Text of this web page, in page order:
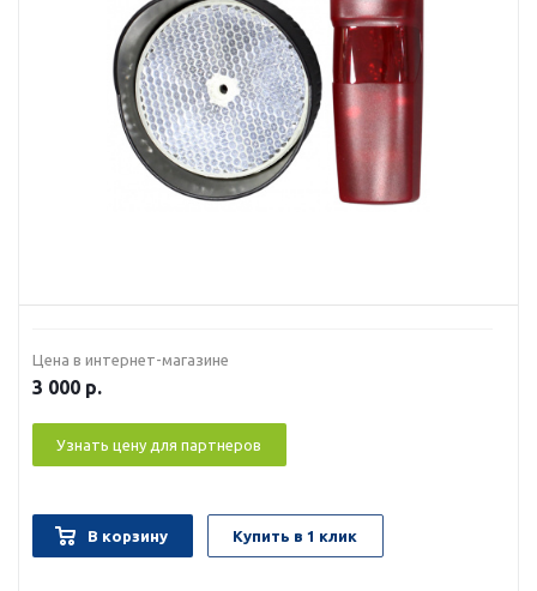
Цена в интернет-магазине
3 000 р.
Узнать цену для партнеров
В корзину Купить в 1 клик